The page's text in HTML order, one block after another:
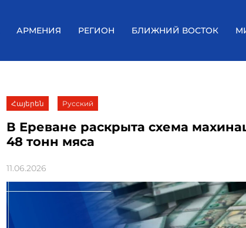
АРМЕНИЯ РЕГИОН БЛИЖНИЙ ВОСТОК
Հայերեն Русский
В Ереване раскрыта схема
48 тонн мяса
11.06.2026